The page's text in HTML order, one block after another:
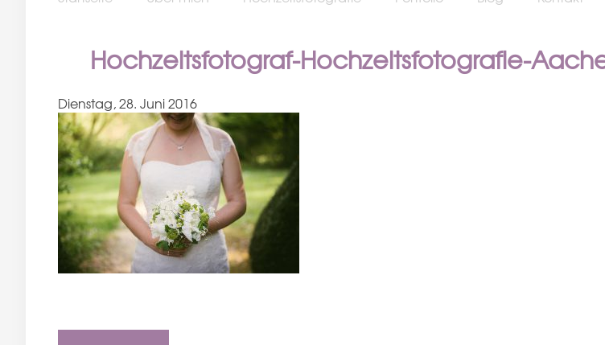
Hochzeitsfotograf-Hochzeitsfotografie-
Dienstag, 28. Juni 2016